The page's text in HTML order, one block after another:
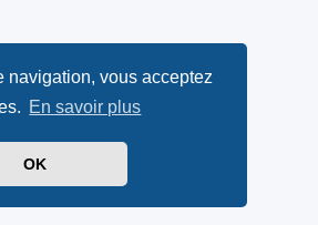
navigation, vous acceptez
En savoir plus
OK